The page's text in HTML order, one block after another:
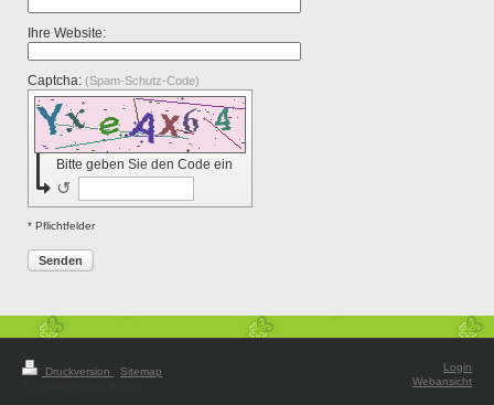
Ihre Website:
Captcha: (Spam-Schutz-Code)
Bitte geben Sie den Code ein
↺
* Pflichtfelder
Senden
Druckversion
Sitemap
Login
Webansicht